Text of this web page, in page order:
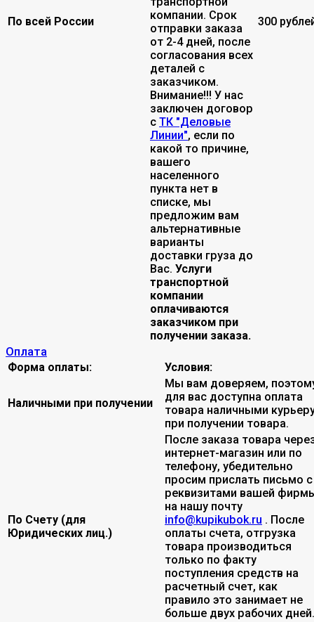
По всей России
компании. Срок
отправки заказа
от 2-4 дней, после
согласования всех
деталей с
заказчиком.
Внимание!!! У нас
заключен договор
с ТК "Деловые
Линии", если по
какой то причине,
вашего
населенного
пункта нет в
списке, мы
предложим вам
альтернативные
варианты
доставки груза до
Вас. Услуги
транспортной
компании
оплачиваются
заказчиком при
получении заказа.
300
Оплата
Форма оплаты: Условия:
Наличными при получении
Мы вам доверяем,
для вас доступна оплата
товара наличными
при получении товара.
По Счету (для
Юридических лиц.)
После заказа товара
интернет-магазин или по
телефону, убедительно
просим прислать письмо с
реквизитами вашей
на нашу почту
info@kupikubok.ru . После
оплаты счета, отгрузка
товара производиться
только по факту
поступления средств на
расчетный счет, как
правило это занимает не
больше двух рабочих дней.